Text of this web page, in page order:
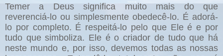
Temer a Deus significa muito mais do que
reverenciá-lo ou simplesmente obedecê-lo. É adorá-
lo por completo. É respeitá-lo pelo que Ele é e por
tudo que simboliza. Ele é o criador de tudo que há
neste mundo e, por isso, devemos todas as nossas